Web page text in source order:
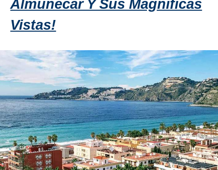
Top 10
Para Niños
LOS
MEJORES
SITIOS
CERCANOS
➜
Almuñécar Y Sus Magníficas
Vistas!